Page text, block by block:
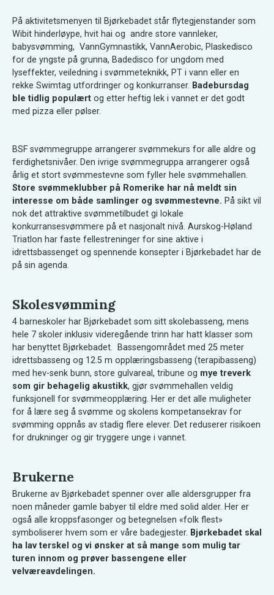
På aktivitetsmenyen til Bjørkebadet står flytegjenstander som
Wibit hinderløype, hvit hai og andre store vannleker,
babysvømming, VannGymnastikk, VannAerobic, Plaskedisco
for de yngste på grunna, Badedisco for ungdom med
lyseffekter, veiledning i svømmeteknikk, PT i vann eller en
rekke Swimtag utfordringer og konkurranser. Badebursdag
ble tidlig populært og etter heftig lek i vannet er det godt
med pizza eller pølser.
BSF svømmegruppe arrangerer svømmekurs for alle aldre og
ferdighetsnivåer. Den ivrige svømmegruppa arrangerer også
årlig et stort svømmestevne som fyller hele svømmehallen.
Store svømmeklubber på Romerike har nå meldt sin
interesse om både samlinger og svømmestevne. På sikt vil
nok det attraktive svømmetilbudet gi lokale
konkurransesvømmere på et nasjonalt nivå. Aurskog-Høland
Triatlon har faste fellestreninger for sine aktive i
idrettsbassenget og spennende konsepter i Bjørkebadet har de
på sin agenda.
Skolesvømming
4 barneskoler har Bjørkebadet som sitt skolebasseng, mens
hele 7 skoler inklusiv videregående trinn har hatt klasser som
har benyttet Bjørkebadet. Bassengområdet med 25 meter
idrettsbasseng og 12.5 m opplæringsbasseng (terapibasseng)
med hev-senk bunn, store gulvareal, tribune og mye treverk
som gir behagelig akustikk, gjør svømmehallen veldig
funksjonell for svømmeopplæring. Her er det alle muligheter
for å lære seg å svømme og skolens kompetansekrav for
svømming oppnås av stadig flere elever. Det reduserer risikoen
for drukninger og gir tryggere unge i vannet.
Brukerne
Brukerne av Bjørkebadet spenner over alle aldersgrupper fra
noen måneder gamle babyer til eldre med solid alder. Her er
også alle kroppsfasonger og betegnelsen «folk flest»
symboliserer hvem som er våre badegjester. Bjørkebadet skal
ha lav terskel og vi ønsker at så mange som mulig tar
turen innom og prøver bassengene eller
velværeavdelingen.